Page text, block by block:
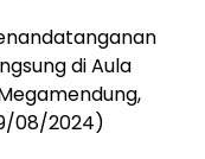
di Aula
08/2024)